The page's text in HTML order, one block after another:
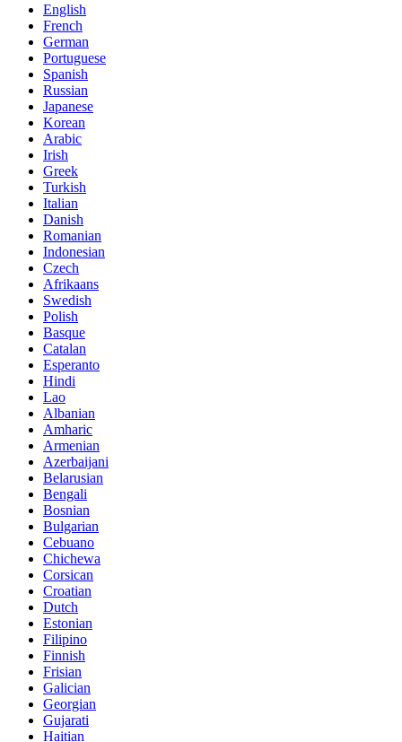
English
French
German
Portuguese
Spanish
Russian
Japanese
Korean
Arabic
Irish
Greek
Turkish
Italian
Danish
Romanian
Indonesian
Czech
Afrikaans
Swedish
Polish
Basque
Catalan
Esperanto
Hindi
Lao
Albanian
Amharic
Armenian
Azerbaijani
Belarusian
Bengali
Bosnian
Bulgarian
Cebuano
Chichewa
Corsican
Croatian
Dutch
Estonian
Filipino
Finnish
Frisian
Galician
Georgian
Gujarati
Haitian